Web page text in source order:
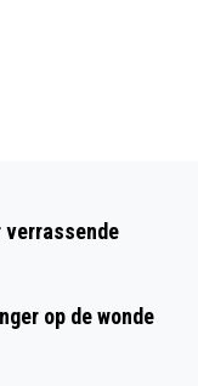
verrassende
op de wonde